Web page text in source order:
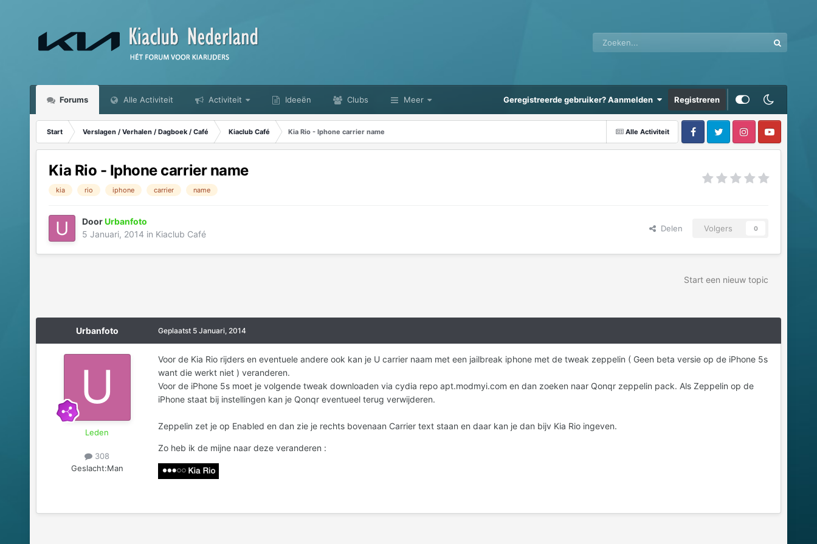
Forums Alle Activiteit Activiteit Ideeën Clubs Meer Geregistreerde gebruiker? Aanmelden Registreren
Alle Activiteit
Start Verslagen / Verhalen / Dagboek / Café Kiaclub Café Kia Rio - Iphone carrier name
Kia Rio - Iphone carrier name
kia rio iphone carrier name
DoorUrbanfoto
5 Januari, 2014 in Kiaclub Café
Delen Volgers 0
Start een nieuw topic
Urbanfoto
Leden
308
Geslacht:Man
Geplaatst 5 Januari, 2014
Voor de Kia Rio rijders en eventuele andere ook kan je U carrier naam met een jailbreak iphone met de tweak zeppelin ( Geen beta versie op de iPhone 5s
want die werkt niet ) veranderen.
Voor de iPhone 5s moet je volgende tweak downloaden via cydia repo apt.modmyi.com en dan zoeken naar Qonqr zeppelin pack. Als Zeppelin op de
iPhone staat bij instellingen kan je Qonqr eventueel terug verwijderen.
Zeppelin zet je op Enabled en dan zie je rechts bovenaan Carrier text staan en daar kan je dan bijv Kia Rio ingeven.
Zo heb ik de mijne naar deze veranderen :